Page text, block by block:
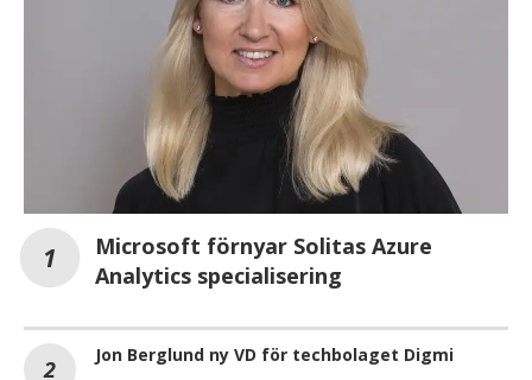
Microsoft förnyar Solitas Azure
Analytics specialisering
Jon Berglund ny VD för techbolaget Digmi